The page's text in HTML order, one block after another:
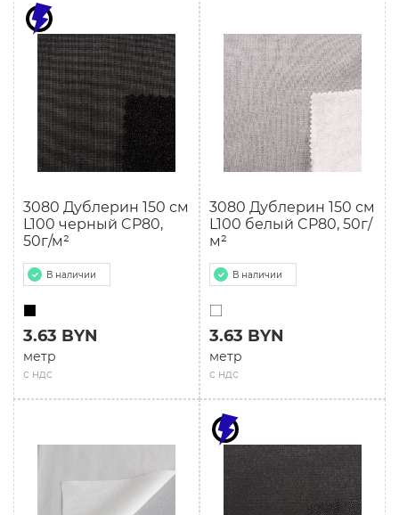
3080 Дублерин 150 см
L100 черный CP80,
50г/м²
В наличии
с ндс
3.63 BYN
метр
3080 Дублерин 150 см
L100 белый CP80, 50г/
м²
В наличии
с ндс
3.63 BYN
метр